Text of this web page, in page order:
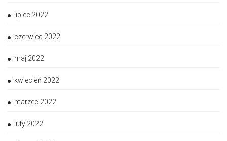
lipiec 2022
czerwiec 2022
maj 2022
kwiecień 2022
marzec 2022
luty 2022